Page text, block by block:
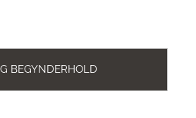
BEGYNDERHOLD